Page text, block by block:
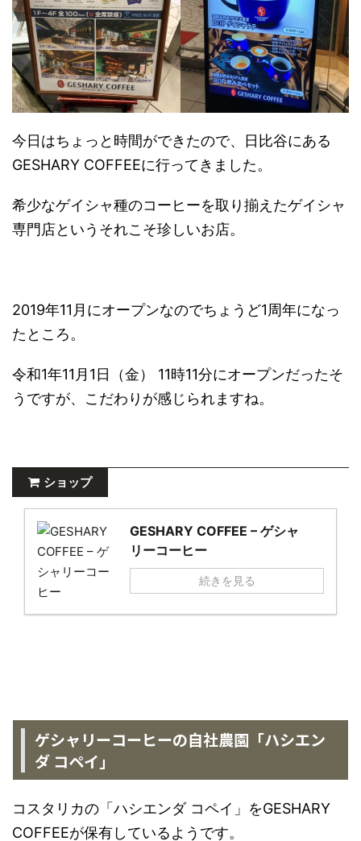
今日はちょっと時間ができたので、日比谷にある
GESHARY COFFEEに行ってきました。
希少なゲイシャ種のコーヒーを取り揃えたゲイシャ
専門店というそれこそ珍しいお店。
2019年11月にオープンなのでちょうど1周年になっ
たところ。
令和1年11月1日（金） 11時11分にオープンだったそ
うですが、こだわりが感じられますね。
ショップ
GESHARY COFFEE – ゲシャ
リーコーヒー
続きを見る
ゲシャリーコーヒーの自社農園「ハシエン
ダ コペイ」
コスタリカの「ハシエンダ コペイ」をGESHARY
COFFEEが保有しているようです。